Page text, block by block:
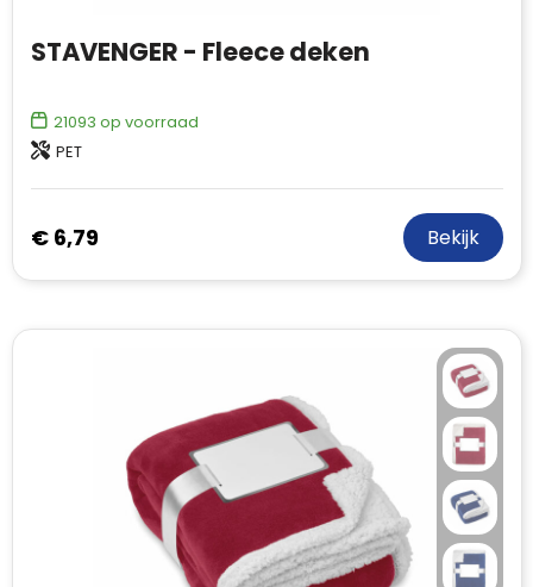
STAVENGER - Fleece deken
21093 op voorraad
PET
€ 6,79 Bekijk